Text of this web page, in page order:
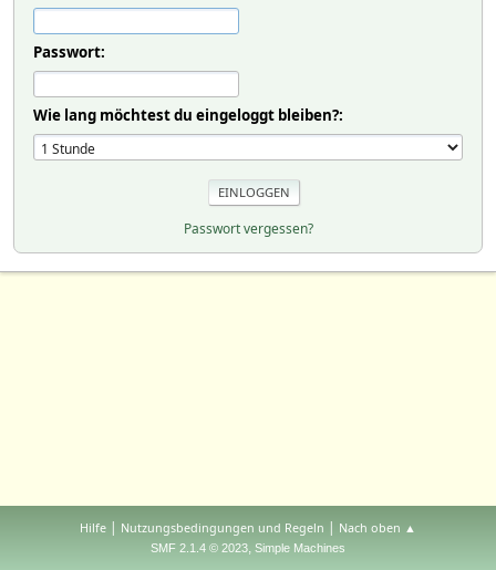
Passwort:
Wie lang möchtest du eingeloggt bleiben?:
Passwort vergessen?
Hilfe | Nutzungsbedingungen und Regeln | Nach oben ▲
SMF 2.1.4 © 2023, Simple Machines